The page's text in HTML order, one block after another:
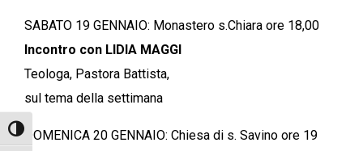
Attiva/disattiva alto contrasto
SABATO 19 GENNAIO: Monastero s.Chiara ore 18,00
Incontro con LIDIA MAGGI
Teologa, Pastora Battista,
sul tema della settimana
DOMENICA 20 GENNAIO: Chiesa di s. Savino ore 19